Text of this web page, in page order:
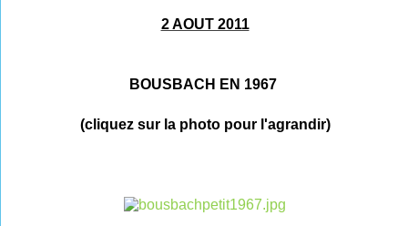
2 AOUT 2011
BOUSBACH EN 1967
(cliquez sur la photo pour l'agrandir)